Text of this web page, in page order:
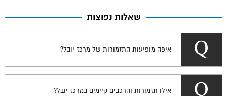
שאלות נפוצות
איפה מופיעות התזמורות של מרכז יובל?
אילו תזמורות והרכבים קיימים במרכז יובל?